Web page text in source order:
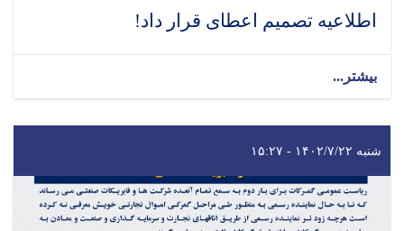
اطلاعیه تصمیم اعطای قرار داد!
بیشتر...
شنبه ۱۴۰۲/۷/۲۲ - ۱۵:۲۷